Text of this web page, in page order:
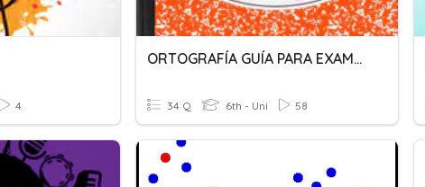
4
ORTOGRAFÍA GUÍA PARA EXAMEN B3P2, LETRAS "LL" Y "Y".
34 Q 6th - Uni 58